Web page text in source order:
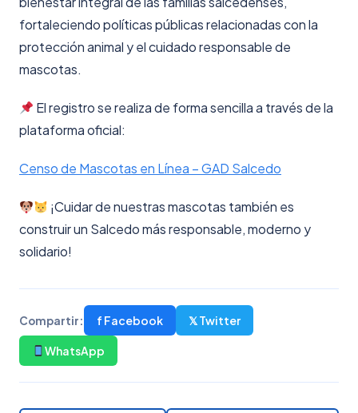
fortaleciendo políticas públicas relacionadas con la
protección animal y el cuidado responsable de
mascotas.
El registro se realiza de forma sencilla a través de la
plataforma oficial:
Censo de Mascotas en Línea – GAD Salcedo
¡Cuidar de nuestras mascotas también es
construir un Salcedo más responsable, moderno y
solidario!
Compartir: f Facebook 𝕏 Twitter
WhatsApp